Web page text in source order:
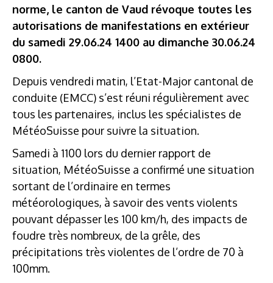
norme, le canton de Vaud révoque toutes les
autorisations de manifestations en extérieur
du samedi 29.06.24 1400 au dimanche 30.06.24
0800.
Depuis vendredi matin, l’Etat-Major cantonal de
conduite (EMCC) s’est réuni régulièrement avec
tous les partenaires, inclus les spécialistes de
MétéoSuisse pour suivre la situation.
Samedi à 1100 lors du dernier rapport de
situation, MétéoSuisse a confirmé une situation
sortant de l’ordinaire en termes
météorologiques, à savoir des vents violents
pouvant dépasser les 100 km/h, des impacts de
foudre très nombreux, de la grêle, des
précipitations très violentes de l’ordre de 70 à
100mm.